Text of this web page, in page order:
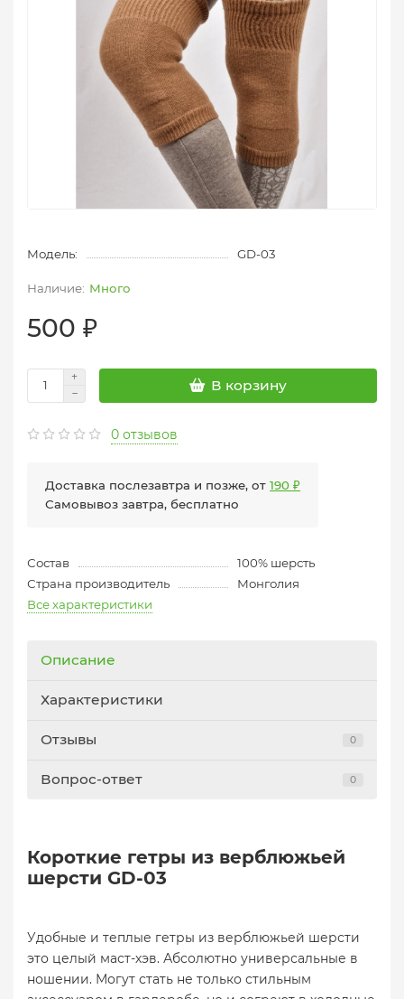
Модель: GD-03
Много
500 ₽
В корзину
0 отзывов
Доставка послезавтра и позже, от 190 ₽
Самовывоз завтра, бесплатно
Состав
100% шерсть
Страна производитель
Монголия
Все характеристики
Описание
Характеристики
Отзывы 0
Вопрос-ответ 0
Короткие гетры из верблюжьей
шерсти GD-03
Удобные и теплые гетры из верблюжьей шерсти
это целый маст-хэв. Абсолютно универсальные в
ношении. Могут стать не только стильным